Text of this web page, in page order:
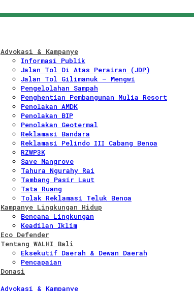
Advokasi & Kampanye
Informasi Publik
Jalan Tol Di Atas Perairan (JDP)
Jalan Tol Gilimanuk – Mengwi
Pengelolahan Sampah
Penghentian Pembangunan Mulia Resort
Penolakan AMDK
Penolakan BIP
Penolakan Geotermal
Reklamasi Bandara
Reklamasi Pelindo III Cabang Benoa
RZWP3K
Save Mangrove
Tahura Ngurahy Rai
Tambang Pasir Laut
Tata Ruang
Tolak Reklamasi Teluk Benoa
Kampanye Lingkungan Hidup
Bencana Lingkungan
Keadilan Iklim
Eco Defender
Tentang WALHI Bali
Eksekutif Daerah & Dewan Daerah
Pencapaian
Donasi
Advokasi & Kampanye